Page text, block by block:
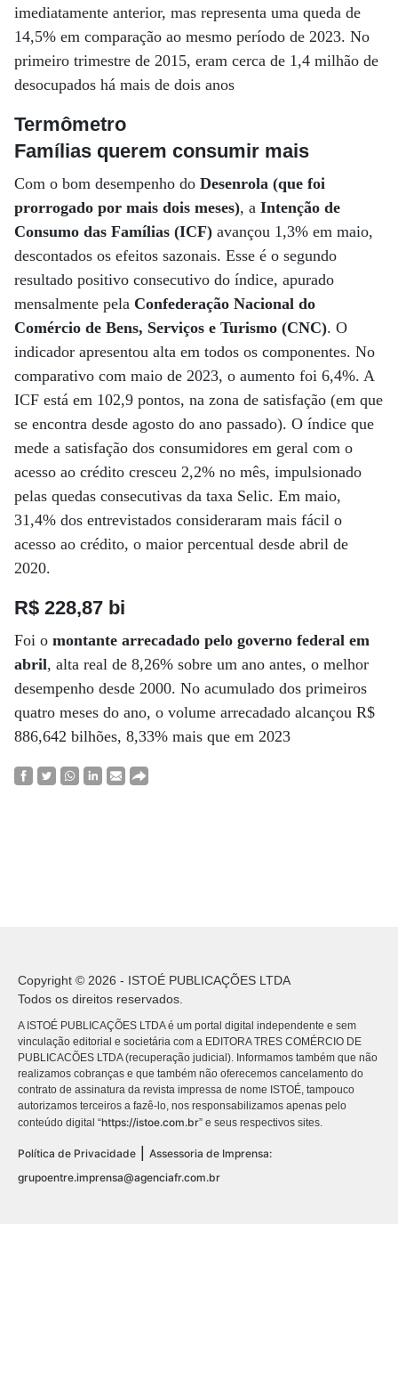
imediatamente anterior, mas representa uma queda de
14,5% em comparação ao mesmo período de 2023. No
primeiro trimestre de 2015, eram cerca de 1,4 milhão de
desocupados há mais de dois anos
Termômetro
Famílias querem consumir mais
Com o bom desempenho do Desenrola (que foi
prorrogado por mais dois meses), a Intenção de
Consumo das Famílias (ICF) avançou 1,3% em maio,
descontados os efeitos sazonais. Esse é o segundo
resultado positivo consecutivo do índice, apurado
mensalmente pela Confederação Nacional do
Comércio de Bens, Serviços e Turismo (CNC). O
indicador apresentou alta em todos os componentes. No
comparativo com maio de 2023, o aumento foi 6,4%. A
ICF está em 102,9 pontos, na zona de satisfação (em que
se encontra desde agosto do ano passado). O índice que
mede a satisfação dos consumidores em geral com o
acesso ao crédito cresceu 2,2% no mês, impulsionado
pelas quedas consecutivas da taxa Selic. Em maio,
31,4% dos entrevistados consideraram mais fácil o
acesso ao crédito, o maior percentual desde abril de
2020.
R$ 228,87 bi
Foi o montante arrecadado pelo governo federal em
abril, alta real de 8,26% sobre um ano antes, o melhor
desempenho desde 2000. No acumulado dos primeiros
quatro meses do ano, o volume arrecadado alcançou R$
886,642 bilhões, 8,33% mais que em 2023
Copyright © 2026 - ISTOÉ PUBLICAÇÕES LTDA
Todos os direitos reservados.
A ISTOÉ PUBLICAÇÕES LTDA é um portal digital independente e sem
vinculação editorial e societária com a EDITORA TRES COMÉRCIO DE
PUBLICACÕES LTDA (recuperação judicial). Informamos também que não
realizamos cobranças e que também não oferecemos cancelamento do
contrato de assinatura da revista impressa de nome ISTOÉ, tampouco
autorizamos terceiros a fazê-lo, nos responsabilizamos apenas pelo
conteúdo digital “https://istoe.com.br” e seus respectivos sites.
Política de Privacidade
Assessoria de Imprensa:
grupoentre.imprensa@agenciafr.com.br